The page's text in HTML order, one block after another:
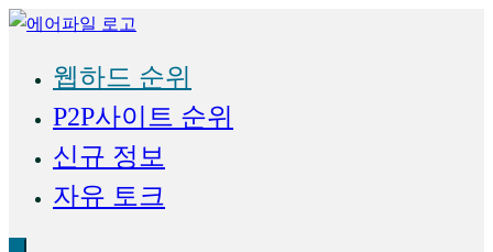
Skip
content
신규 웹하드 순위
웹하드 순위
P2P사이트 순위
신규 정보
자유 토크